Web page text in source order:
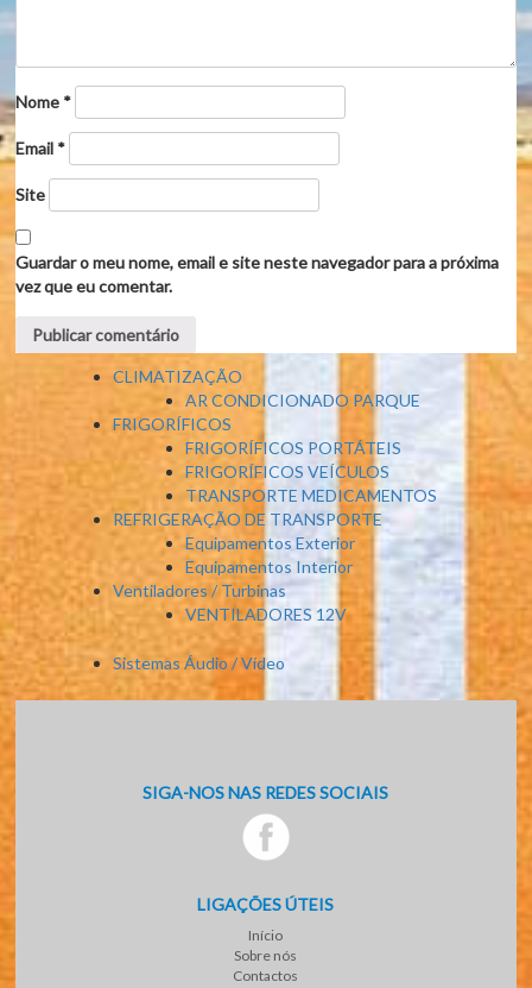
Nome *
Email *
Site
Guardar o meu nome, email e site neste navegador para a próxima
vez que eu comentar.
CLIMATIZAÇÃO
AR CONDICIONADO PARQUE
FRIGORÍFICOS
FRIGORÍFICOS PORTÁTEIS
FRIGORÍFICOS VEÍCULOS
TRANSPORTE MEDICAMENTOS
REFRIGERAÇÃO DE TRANSPORTE
Equipamentos Exterior
Equipamentos Interior
Ventiladores / Turbinas
VENTILADORES 12V
Sistemas Áudio / Vídeo
SIGA-NOS NAS REDES SOCIAIS
LIGAÇÕES ÚTEIS
Início
Sobre nós
Contactos